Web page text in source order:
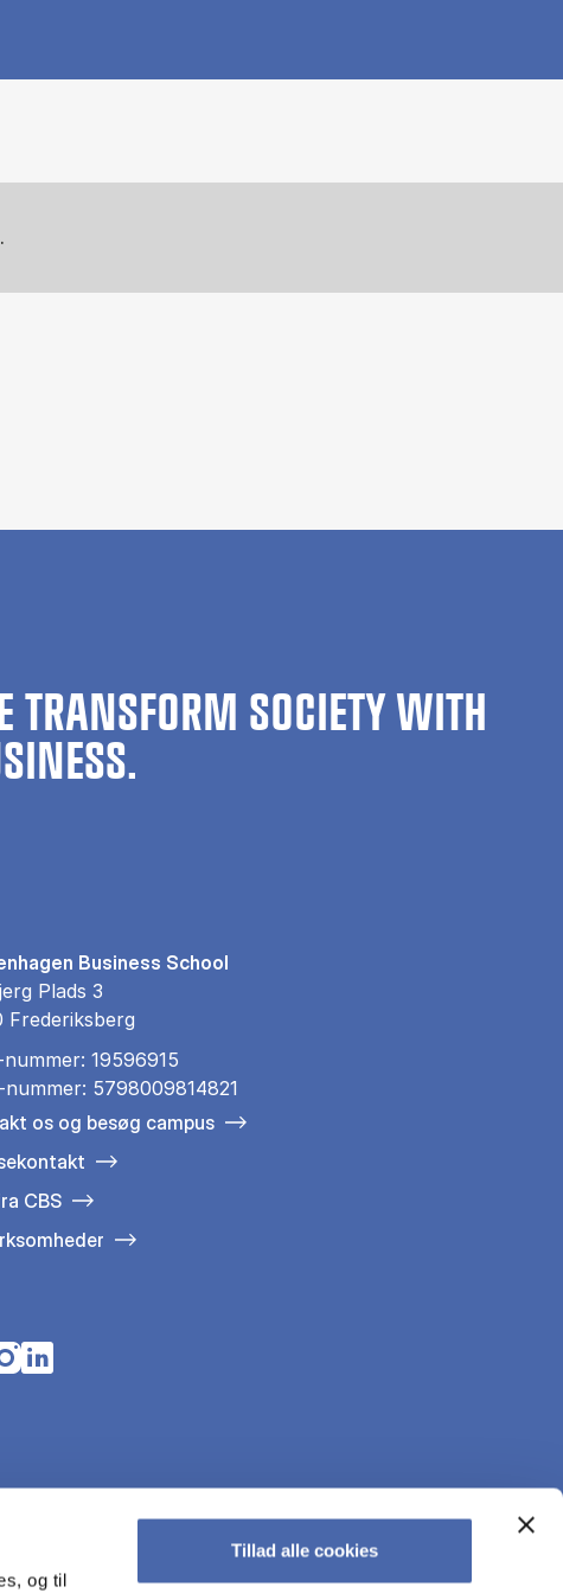
og til
Tillad alle cookies
TRANSFORM SOCIETY WITH
Business School
Plads 3
Frederiksberg
nummer: 19596915
nummer: 5798009814821
os og besøg campus
CBS
in a new tab
in a new tab
Opens in a new tab